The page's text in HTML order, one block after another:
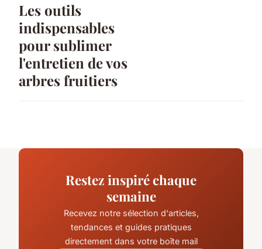
Les outils
indispensables
pour sublimer
l'entretien de vos
arbres fruitiers
Restez inspiré chaque
semaine
Recevez notre sélection d'articles,
tendances et guides pratiques
directement dans votre boîte mail